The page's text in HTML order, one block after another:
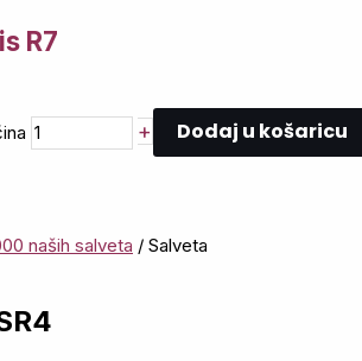
R7
+ Dodaj u košaricu
naših salveta / Salveta